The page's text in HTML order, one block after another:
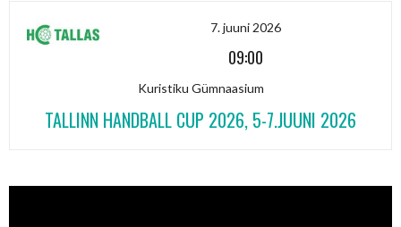
7. juuni 2026
09:00
Kuristiku Gümnaasium
TALLINN HANDBALL CUP 2026, 5-7.JUUNI 2026